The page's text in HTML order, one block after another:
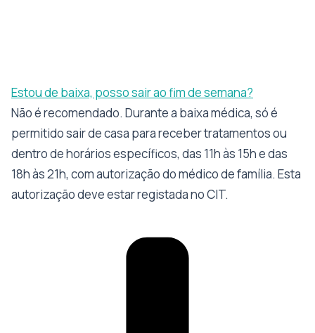
Estou de baixa, posso sair ao fim de semana?
Não é recomendado. Durante a baixa médica, só é
permitido sair de casa para receber tratamentos ou
dentro de horários específicos, das 11h às 15h e das
18h às 21h, com autorização do médico de família. Esta
autorização deve estar registada no CIT.